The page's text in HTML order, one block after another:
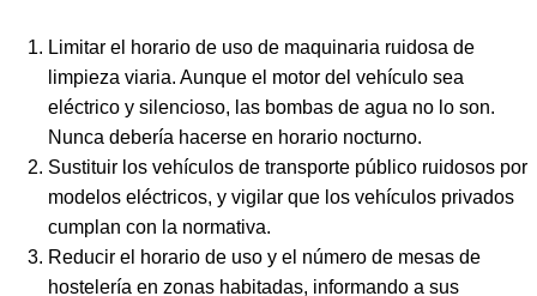
Limitar el horario de uso de maquinaria ruidosa de
limpieza viaria. Aunque el motor del vehículo sea
eléctrico y silencioso, las bombas de agua no lo son.
Nunca debería hacerse en horario nocturno.
Sustituir los vehículos de transporte público ruidosos por
modelos eléctricos, y vigilar que los vehículos privados
cumplan con la normativa.
Reducir el horario de uso y el número de mesas de
hostelería en zonas habitadas, informando a sus